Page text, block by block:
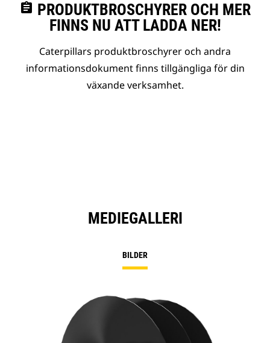
assignment PRODUKTBROSCHYRER OCH MER
FINNS NU ATT LADDA NER!
Caterpillars produktbroschyrer och andra
informationsdokument finns tillgängliga för din
växande verksamhet.
MEDIEGALLERI
BILDER